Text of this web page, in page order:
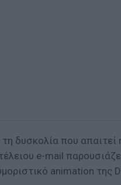
δυσκολία που απαιτεί
e-mail
animation της